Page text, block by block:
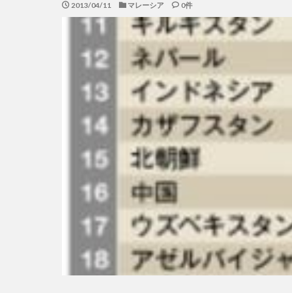
2013/04/11 マレーシア 0件